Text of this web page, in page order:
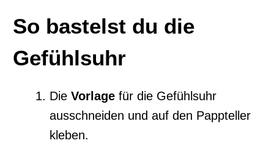
So bastelst du die
Gefühlsuhr
Die Vorlagefür die Gefühlsuhr
ausschneiden und auf den Pappteller
kleben.